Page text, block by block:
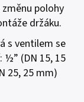
polohy
držáku.
s ventilem se
½” (DN 15, 15
25, 25 mm)